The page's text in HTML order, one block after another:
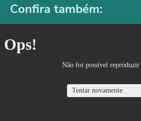
Confira também: